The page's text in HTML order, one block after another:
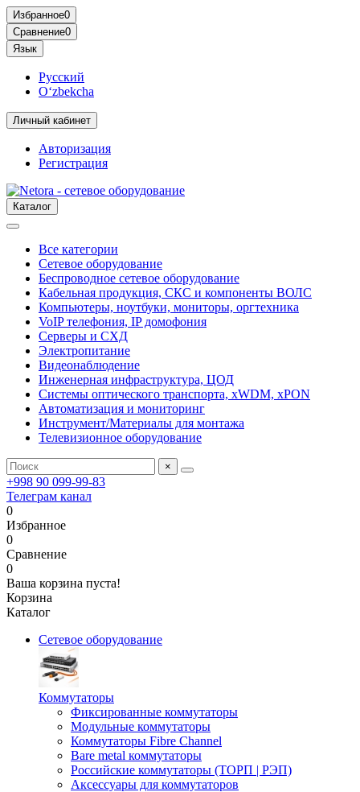
Избранное0
Сравнение0
Язык
Русский
O‘zbekcha
Личный кабинет
Авторизация
Регистрация
Каталог
Все категории
Сетевое оборудование
Беспроводное сетевое оборудование
Кабельная продукция, СКС и компоненты ВОЛС
Компьютеры, ноутбуки, мониторы, оргтехника
VoIP телефония, IP домофония
Серверы и СХД
Электропитание
Видеонаблюдение
Инженерная инфраструктура, ЦОД
Системы оптического транспорта, xWDM, xPON
Автоматизация и мониторинг
Инструмент/Материалы для монтажа
Телевизионное оборудование
×
+998 90 099-99-83
Телеграм канал
0
Избранное
0
Сравнение
0
Ваша корзина пуста!
Корзина
Каталог
Сетевое оборудование
Коммутаторы
Фиксированные коммутаторы
Модульные коммутаторы
Коммутаторы Fibre Channel
Bare metal коммутаторы
Российские коммутаторы (ТОРП | РЭП)
Аксессуары для коммутаторов